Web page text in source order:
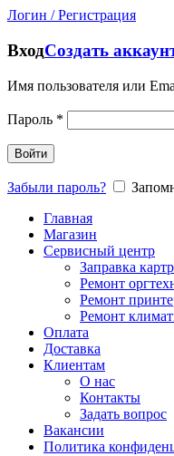
Логин / Регистрация
ВходСоздать
Имя пользователя или
Пароль *
Войти
Забыли пароль?
Главная
Магазин
Сервисный центр
Заправка
Ремонт
Ремонт
Ремонт
Оплата
Доставка
Клиентам
О нас
Контакты
Задать вопрос
Вакансии
Политика